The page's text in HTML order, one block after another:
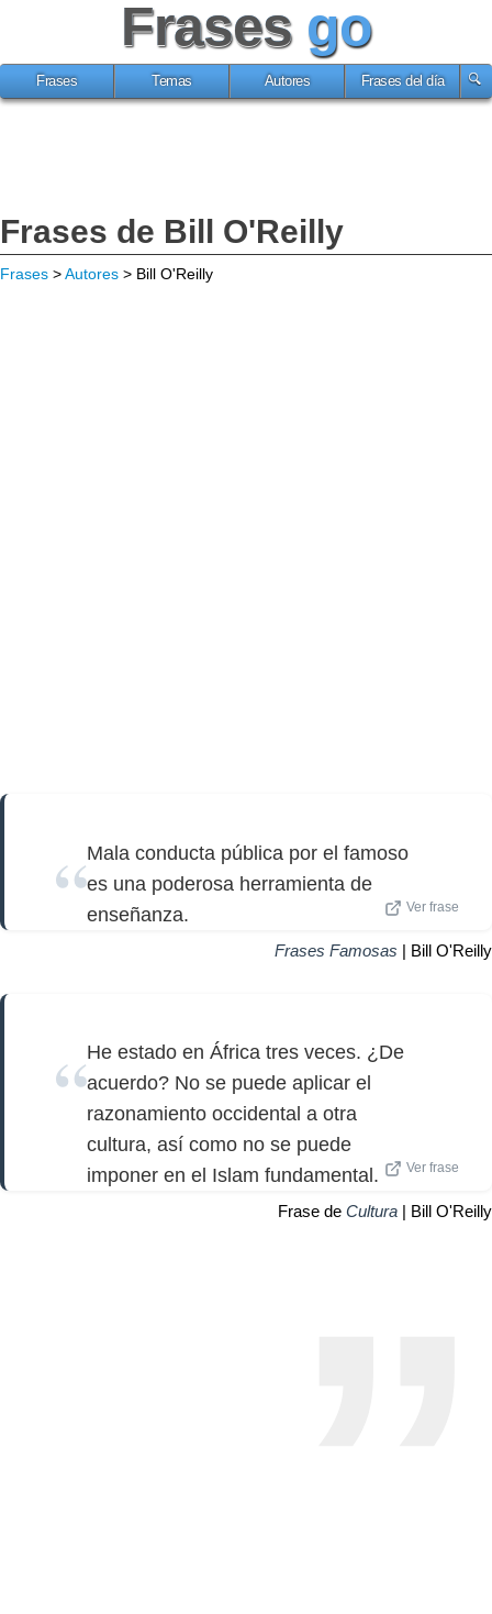
Frases go
Frases Temas Autores Frases del día
Frases de Bill O'Reilly
Frases >Autores > Bill O'Reilly
Mala conducta pública por el famoso
es una poderosa herramienta de
enseñanza.
Ver frase
Frases Famosas | Bill O'Reilly
He estado en África tres veces. ¿De
acuerdo? No se puede aplicar el
razonamiento occidental a otra
cultura, así como no se puede
imponer en el Islam fundamental.
Ver frase
Frase de Cultura | Bill O'Reilly